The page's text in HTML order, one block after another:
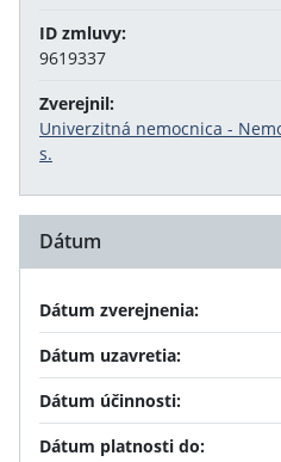
ID zmluvy:
9619337
Zverejnil:
Univerzitná nemocnica -
s.
Dátum
Dátum zverejnenia:
Dátum uzavretia:
Dátum účinnosti:
Dátum platnosti do: